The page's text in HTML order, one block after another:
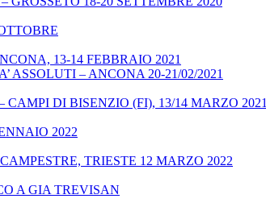
13-14 FEBBRAIO 2021
ASSOLUTI – ANCONA 20-21/02/2021
DI BISENZIO (FI), 13/14 MARZO 2021
2022
TRIESTE 12 MARZO 2022
A GIA TREVISAN